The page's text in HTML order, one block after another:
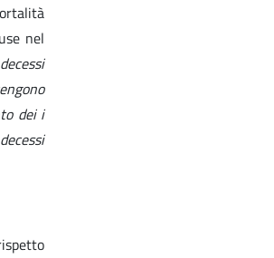
nel
dei i